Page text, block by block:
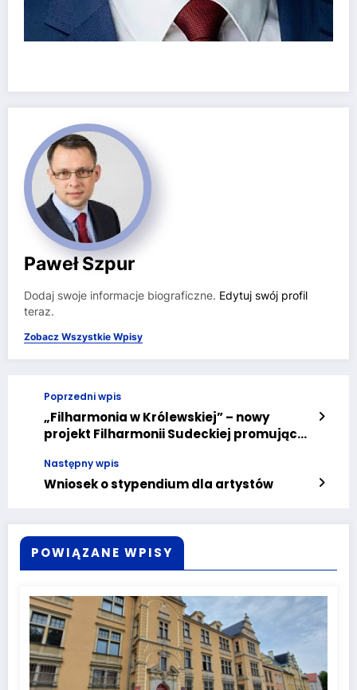
Paweł Szpur
Dodaj swoje informacje biograficzne. Edytuj swój profil
teraz.
Zobacz Wszystkie Wpisy
Poprzedni wpis
„Filharmonia w Królewskiej” – nowy
projekt Filharmonii Sudeckiej promujący
Następny wpis
Wniosek o stypendium dla artystów
POWIĄZANE WPISY